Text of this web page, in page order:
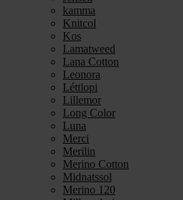
kamma
Knitcol
Kos
Lamatweed
Lana Cotton
Leonora
Léttlopi
Lillemor
Long Color
Luna
Merci
Merilin
Merino Cotton
Midnatssol
Merino 120